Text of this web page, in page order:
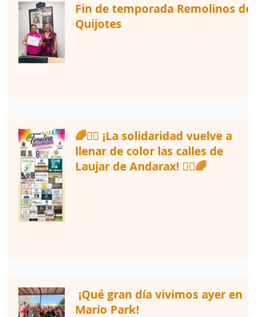
Fin de temporada Remolinos de
Quijotes
🌈🏃‍♀️ ¡La solidaridad vuelve a
llenar de color las calles de
Laujar de Andarax! 🏃‍♂️🌈
¡Qué gran día vivimos ayer en
Mario Park!